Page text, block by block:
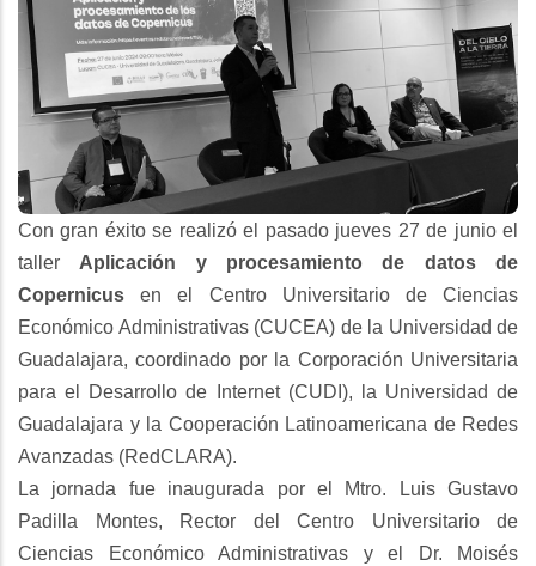
Con gran éxito se realizó el pasado jueves 27 de junio el
taller Aplicación y procesamiento de datos de
Copernicusen el Centro Universitario de Ciencias
Económico Administrativas (CUCEA) de la Universidad de
Guadalajara, coordinado por la Corporación Universitaria
para el Desarrollo de Internet (CUDI), la Universidad de
Guadalajara y la Cooperación Latinoamericana de Redes
Avanzadas (RedCLARA).
La jornada fue inaugurada por el Mtro. Luis Gustavo
Padilla Montes, Rector del Centro Universitario de
Ciencias Económico Administrativas y el Dr. Moisés